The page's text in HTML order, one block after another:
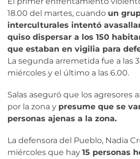
18.00 del martes, cuando un
interculturales intentó
quiso dispersar a los 150
que estaban en vigilia para
La segunda arremetida fue a las
miércoles y el último a las 6.00.
Salas aseguró que los agresores
por la zona y presume que se
personas ajenas a la zona.
La defensora del Pueblo, Nadia
miércoles que hay 15 personas